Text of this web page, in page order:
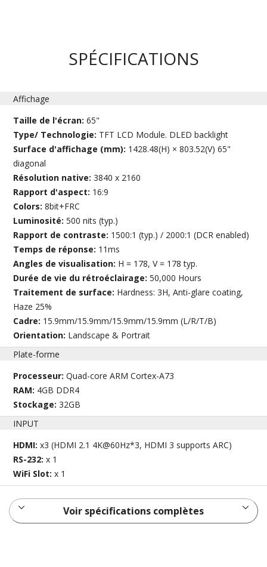
SPÉCIFICATIONS
Affichage
Taille de l'écran:65"
Type/ Technologie: TFT LCD Module. DLED backlight
Surface d'affichage (mm): 1428.48(H) × 803.52(V) 65"
diagonal
Résolution native:3840 x 2160
Rapport d'aspect: 16:9
Colors:8bit+FRC
Luminosité:500 nits (typ.)
Rapport de contraste: 1500:1 (typ.) / 2000:1 (DCR enabled)
Temps de réponse: 11ms
Angles de visualisation: H = 178, V = 178 typ.
Durée de vie du rétroéclairage:50,000 Hours
Traitement de surface: Hardness: 3H, Anti-glare coating,
Haze 25%
Cadre: 15.9mm/15.9mm/15.9mm/15.9mm (L/R/T/B)
Orientation: Landscape & Portrait
Plate-forme
Processeur:Quad-core ARM Cortex-A73
RAM: 4GB DDR4
Stockage:32GB
INPUT
HDMI:x3 (HDMI 2.1 4K@60Hz*3, HDMI 3 supports ARC)
RS-232:x 1
WiFi Slot:x 1
Voir spécifications complètes